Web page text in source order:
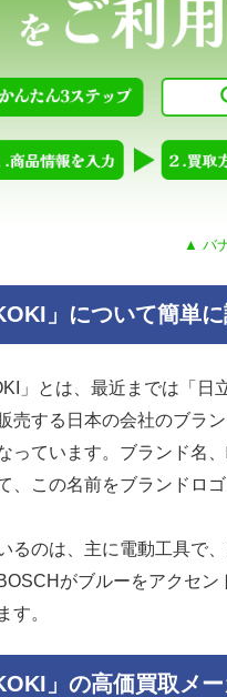
▲ バ
」について簡単に
」とは、最近までは「
売する日本の会社のブラ
っています。ブランド名
、この名前をブランドロ
るのは、主に電動工具で
がブルーをアクセ
す。
」の高価買取メ